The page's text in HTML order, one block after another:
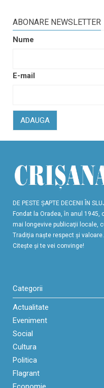
ABONARE NEWSLETTER
Nume
E-mail
ADAUGA
DE PESTE ŞAPTE DECENII ÎN
Fondat la Oradea, în anul
mai longevive publicaţii locale,
Tradiţia naşte respect şi valoare.
Citeşte şi te vei convinge!
Categorii
Actualitate
Eveniment
Social
Cultura
Politica
Flagrant